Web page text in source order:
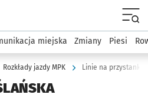
podserwis: Komunikacja
miejska Zmiany Piesi
Rozkłady jazdy MPK Linie na przystanku